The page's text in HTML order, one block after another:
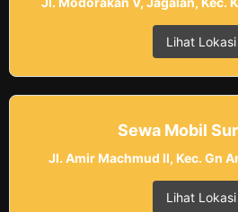
Lihat Lokasi
Sewa Mobil
Jl. Amir Machmud II, Kec. Gn
Lihat Lokasi